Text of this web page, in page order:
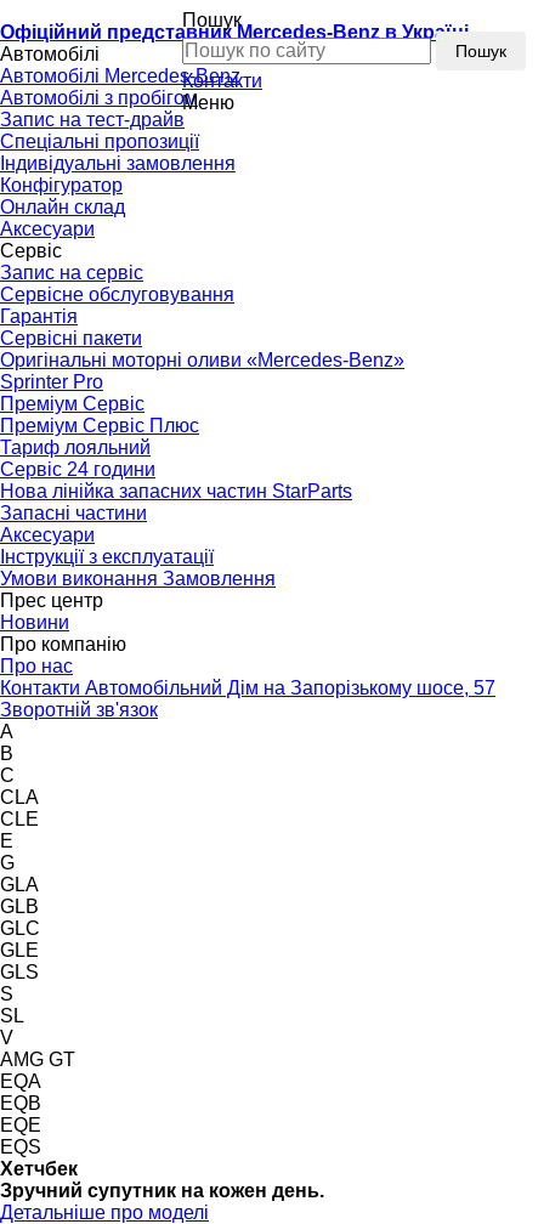
Офіційний представник Mercedes-Benz в Україні
Пошук
Пошук
Контакти
Меню
Автомобілі
Автомобілі Mercedes-Benz
Автомобілі з пробігом
Запис на тест-драйв
Спеціальні пропозиції
Індивідуальні замовлення
Конфігуратор
Онлайн склад
Аксесуари
Сервіс
Запис на сервіс
Сервісне обслуговування
Гарантія
Сервісні пакети
Оригінальні моторні оливи «Mercedes-Benz»
Sprinter Pro
Преміум Сервіс
Преміум Сервіс Плюс
Тариф лояльний
Сервіс 24 години
Нова лінійка запасних частин StarParts
Запасні частини
Аксесуари
Інструкції з експлуатації
Умови виконання Замовлення
Прес центр
Новини
Про компанію
Про нас
Контакти Автомобільний Дім на Запорізькому шосе, 57
Зворотній зв'язок
A
B
C
CLA
CLE
E
G
GLA
GLB
GLC
GLE
GLS
S
SL
V
AMG GT
EQA
EQB
EQE
EQS
Хетчбек
Зручний супутник на кожен день.
Детальніше про моделі